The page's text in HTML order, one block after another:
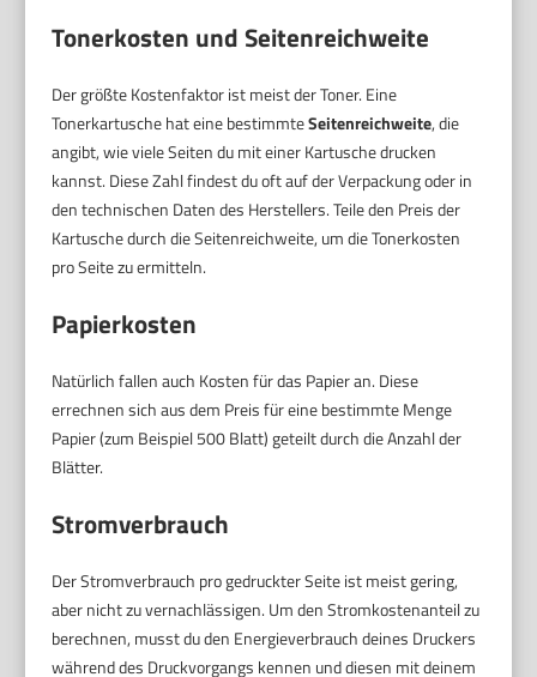
Tonerkosten und Seitenreichweite
Der größte Kostenfaktor ist meist der Toner. Eine
Tonerkartusche hat eine bestimmteSeitenreichweite, die
angibt, wie viele Seiten du mit einer Kartusche drucken
kannst. Diese Zahl findest du oft auf der Verpackung oder in
den technischen Daten des Herstellers. Teile den Preis der
Kartusche durch die Seitenreichweite, um die Tonerkosten
pro Seite zu ermitteln.
Papierkosten
Natürlich fallen auch Kosten für das Papier an. Diese
errechnen sich aus dem Preis für eine bestimmte Menge
Papier (zum Beispiel 500 Blatt) geteilt durch die Anzahl der
Blätter.
Stromverbrauch
Der Stromverbrauch pro gedruckter Seite ist meist gering,
aber nicht zu vernachlässigen. Um den Stromkostenanteil zu
berechnen, musst du den Energieverbrauch deines Druckers
während des Druckvorgangs kennen und diesen mit deinem